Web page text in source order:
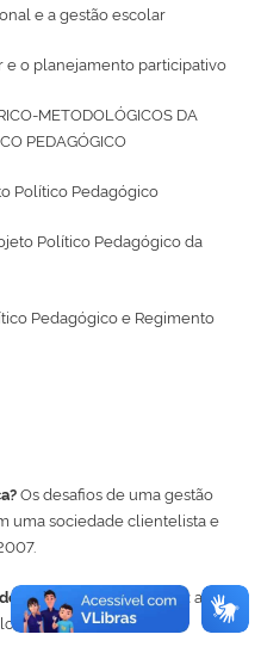
e a gestão escolar
e o planejamento participativo
METODOLÓGICOS DA
PEDAGÓGICO
Político Pedagógico
Político Pedagógico da
Pedagógico e Regimento
Os desafios de uma gestão
uma sociedade clientelista e
da educação:atuais
Cortez, 2000.